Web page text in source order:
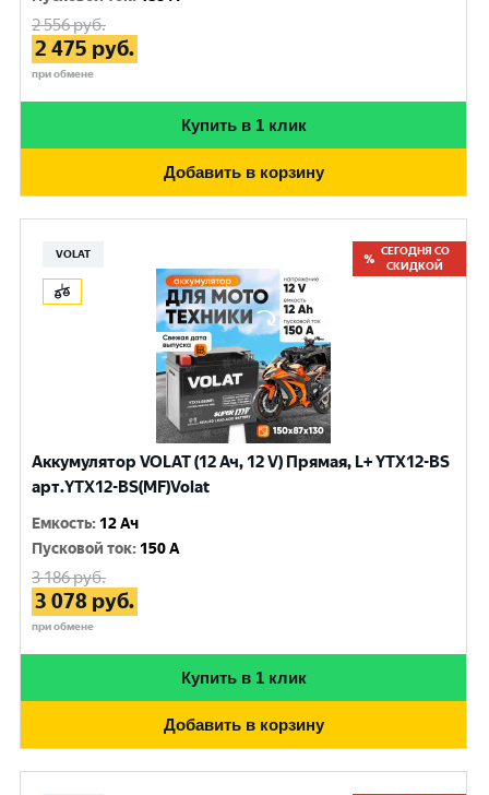
2 556руб.
2 475 руб.
при обмене
Купить в 1 клик
Добавить в корзину
VOLAT
СЕГОДНЯ СО
СКИДКОЙ
Аккумулятор VOLAT (12 Ач, 12 V) Прямая, L+ YTX12-BS
арт.YTX12-BS(MF)Volat
Емкость: 12 Ач
Пусковой ток: 150 A
3 186руб.
3 078 руб.
при обмене
Купить в 1 клик
Добавить в корзину